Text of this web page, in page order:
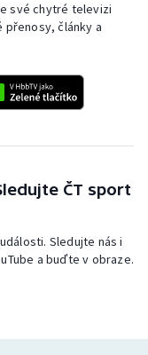
své chytré televizi
přenosy, články a
ČT sport
Sledujte nás i
a buďte v obraze.